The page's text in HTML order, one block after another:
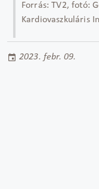
Forrás: TV2, fotó:
Kardiovaszkuláris
2023. febr. 09.